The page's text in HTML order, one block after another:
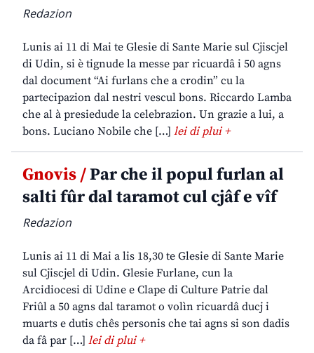
Redazion
Lunis ai 11 di Mai te Glesie di Sante Marie sul Cjiscjel
di Udin, si è tignude la messe par ricuardâ i 50 agns
dal document “Ai furlans che a crodin” cu la
partecipazion dal nestri vescul bons. Riccardo Lamba
che al à presiedude la celebrazion. Un grazie a lui, a
bons. Luciano Nobile che […] lei di plui +
Gnovis /Par che il popul furlan al
salti fûr dal taramot cul cjâf e vîf
Redazion
Lunis ai 11 di Mai a lis 18,30 te Glesie di Sante Marie
sul Cjiscjel di Udin. Glesie Furlane, cun la
Arcidiocesi di Udine e Clape di Culture Patrie dal
Friûl a 50 agns dal taramot o volìn ricuardâ ducj i
muarts e dutis chês personis che tai agns si son dadis
da fâ par […] lei di plui +